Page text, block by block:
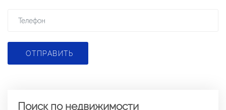
ОТПРАВИТЬ
Поиск по недвижимости